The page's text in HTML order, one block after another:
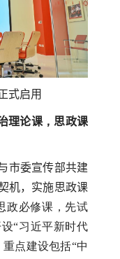
式启用
理论课 ， 思政课
市委宣传部共建
机，实施思政课
政必修课， 先试
“习近平新时代
重点建设包括“中